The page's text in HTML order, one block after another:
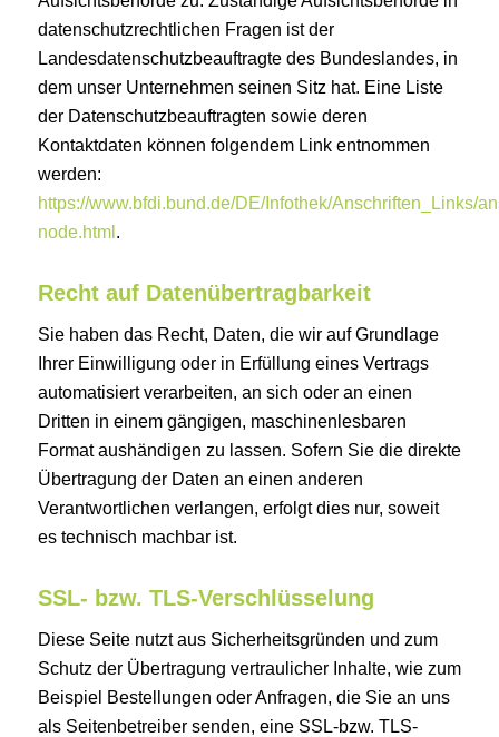
datenschutzrechtlichen Fragen ist der
Landesdatenschutzbeauftragte des Bundeslandes, in
dem unser Unternehmen seinen Sitz hat. Eine Liste
der Datenschutzbeauftragten sowie deren
Kontaktdaten können folgendem Link entnommen
werden:
https://www.bfdi.bund.de/DE/Infothek/Anschriften_Links/
node.html .
Recht auf Datenübertragbarkeit
Sie haben das Recht, Daten, die wir auf Grundlage
Ihrer Einwilligung oder in Erfüllung eines Vertrags
automatisiert verarbeiten, an sich oder an einen
Dritten in einem gängigen, maschinenlesbaren
Format aushändigen zu lassen. Sofern Sie die direkte
Übertragung der Daten an einen anderen
Verantwortlichen verlangen, erfolgt dies nur, soweit
es technisch machbar ist.
SSL- bzw. TLS-Verschlüsselung
Diese Seite nutzt aus Sicherheitsgründen und zum
Schutz der Übertragung vertraulicher Inhalte, wie zum
Beispiel Bestellungen oder Anfragen, die Sie an uns
als Seitenbetreiber senden, eine SSL-bzw. TLS-